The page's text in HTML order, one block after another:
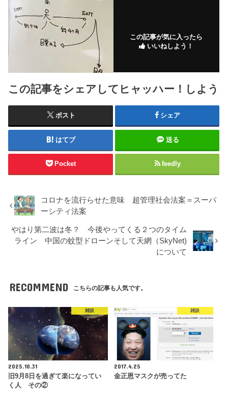
この記事が気に入ったら
いいねしよう！
この記事をシェアしてヒャッハー！しよう
ポスト シェア
はてブ 送る
Pocket feedly
コロナを流行らせた意味 超管理社会法案＝スーパ
ーシティ法案
やはり第二波は冬？ 今後やってくる２つのタイム
ライン 中国の蚊型ドローンそして天網（SkyNet)
について
RECOMMEND こちらの記事も人気です。
雑談
2025.10.31
旧9月8日を過ぎて楽になってい
く人 その②
雑談
2017.4.25
金正恩マスクが売ってた